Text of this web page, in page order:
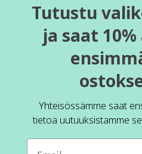
Tutustu
ja saat
Yhteisössämme saat
tietoa uutuuksistamme